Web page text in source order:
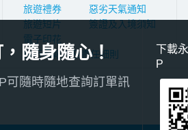
旅遊禮券
旅遊短片
電子印花
惡劣天氣通知
簽證及入境須知
旅行團報名及責任細則
隨身隨心！
可隨時隨地查詢訂單訊
下載
P